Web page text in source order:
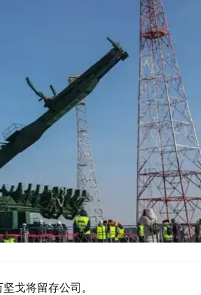
戈将留存公司。